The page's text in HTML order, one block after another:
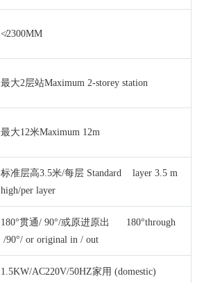
≮2300MM
最大2层站Maximum 2-storey station
最大12米Maximum 12m
标准层高3.5米/每层 Standard layer 3.5 m
high/per layer
180°贯通/ 90°/或原进原出 180°through
/90°/ or original in / out
1.5KW/AC220V/50HZ家用 (domestic)